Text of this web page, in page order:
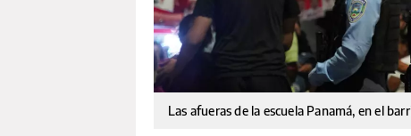
Las afueras de la escuela Panamá, en el